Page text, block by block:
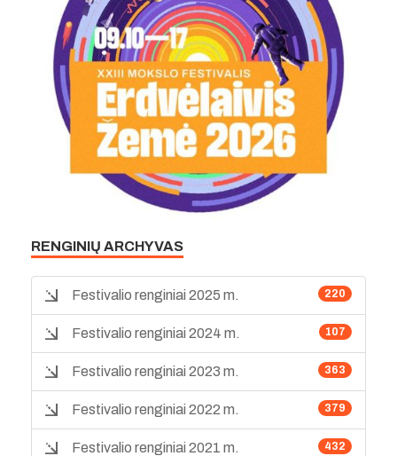
RENGINIŲ ARCHYVAS
220
Festivalio renginiai 2025 m.
107
Festivalio renginiai 2024 m.
363
Festivalio renginiai 2023 m.
379
Festivalio renginiai 2022 m.
432
Festivalio renginiai 2021 m.